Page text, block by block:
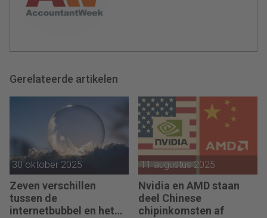
Gerelateerde artikelen
30 oktober 2025
Zeven verschillen
tussen de
internetbubbel en het
11 augustus 2025
Nvidia en AMD staan
deel Chinese
chipinkomsten af